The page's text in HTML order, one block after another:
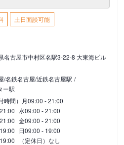
土日面談可能
名古屋市中村区名駅3-22-8 大東海ビル
/名鉄名古屋/近鉄名古屋駅
ー駅
時間） 月09:00 - 21:00
水09:00 - 21:00
金09:00 - 21:00
日09:00 - 19:00
（定休日）なし